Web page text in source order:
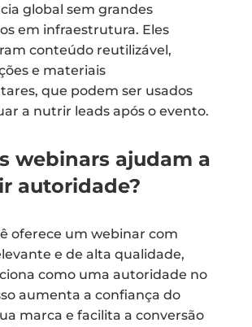
global sem grandes
em infraestrutura. Eles
conteúdo reutilizável,
e materiais
que podem ser usados
a nutrir leads após o evento.
webinars ajudam a
autoridade?
oferece um webinar com
e de alta qualidade,
como uma autoridade no
aumenta a confiança do
marca e facilita a conversão